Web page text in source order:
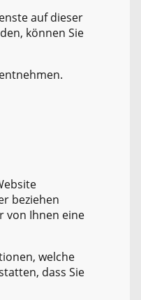
auf dieser
können Sie
beziehen
von Ihnen eine
welche
dass Sie